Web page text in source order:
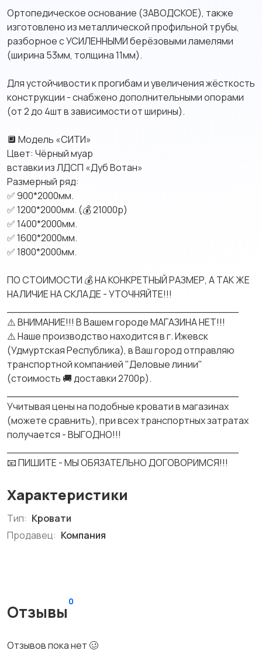
Ортопедическое основание (ЗАВОДСКОЕ), также
изготовлено из металлической профильной трубы,
разборное с УСИЛЕННЫМИ берёзовыми ламелями
(ширина 53мм, толщина 11мм).
Для устойчивости к прогибам и увеличения жёсткость
конструкции - снабжено дополнительными опорами
(от 2 до 4шт в зависимости от ширины).
🔲 Модель «СИТИ»
Цвет: Чёрный муар
вставки из ЛДСП «Дуб Вотан»
Размерный ряд:
✅ 900*2000мм.
✅ 1200*2000мм. (💰 21000р)
✅ 1400*2000мм.
✅ 1600*2000мм.
✅ 1800*2000мм.
ПО СТОИМОСТИ 💰 НА КОНКРЕТНЫЙ РАЗМЕР, А ТАК ЖЕ
НАЛИЧИЕ НА СКЛАДЕ - УТОЧНЯЙТЕ!!!
⚠️ ВНИМАНИЕ!!! В Вашем городе МАГАЗИНА НЕТ!!!
⚠️ Наше производство находится в г. Ижевск
(Удмуртская Республика), в Ваш город отправляю
транспортной компанией "Деловые линии"
(стоимость 🚚 доставки 2700р).
Учитывая цены на подобные кровати в магазинах
(можете сравнить), при всех транспортных затратах
получается - ВЫГОДНО!!!
📧 ПИШИТЕ - МЫ ОБЯЗАТЕЛЬНО ДОГОВОРИМСЯ!!!
Характеристики
Тип: Кровати
Продавец: Компания
Отзывы
0
Отзывов пока нет 🥴